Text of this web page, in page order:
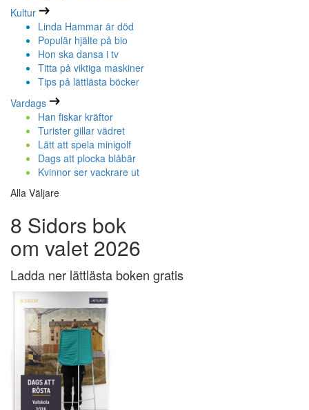
Kultur
Linda Hammar är död
Populär hjälte på bio
Hon ska dansa i tv
Titta på viktiga maskiner
Tips på lättlästa böcker
Vardags
Han fiskar kräftor
Turister gillar vädret
Lätt att spela minigolf
Dags att plocka blåbär
Kvinnor ser vackrare ut
Alla Väljare
8 Sidors bok
om valet 2026
Ladda ner lättlästa boken gratis